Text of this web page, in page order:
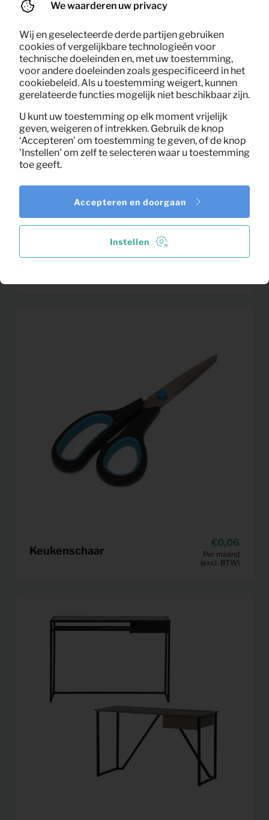
24,08
Keukenschaar
0,06
Per maand
(excl. BTW)
We waarderen uw privacy
Wij en geselecteerde derde partijen gebruiken
cookies of vergelijkbare technologieën voor
technische doeleinden en, met uw toestemming,
voor andere doeleinden zoals gespecificeerd in het
cookiebeleid. Als u toestemming weigert, kunnen
gerelateerde functies mogelijk niet beschikbaar zijn.
U kunt uw toestemming op elk moment vrijelijk
geven, weigeren of intrekken. Gebruik de knop
‘Accepteren’ om toestemming te geven, of de knop
'Instellen' om zelf te selecteren waar u toestemming
toe geeft.
Instellen
Accepteren en doorgaan